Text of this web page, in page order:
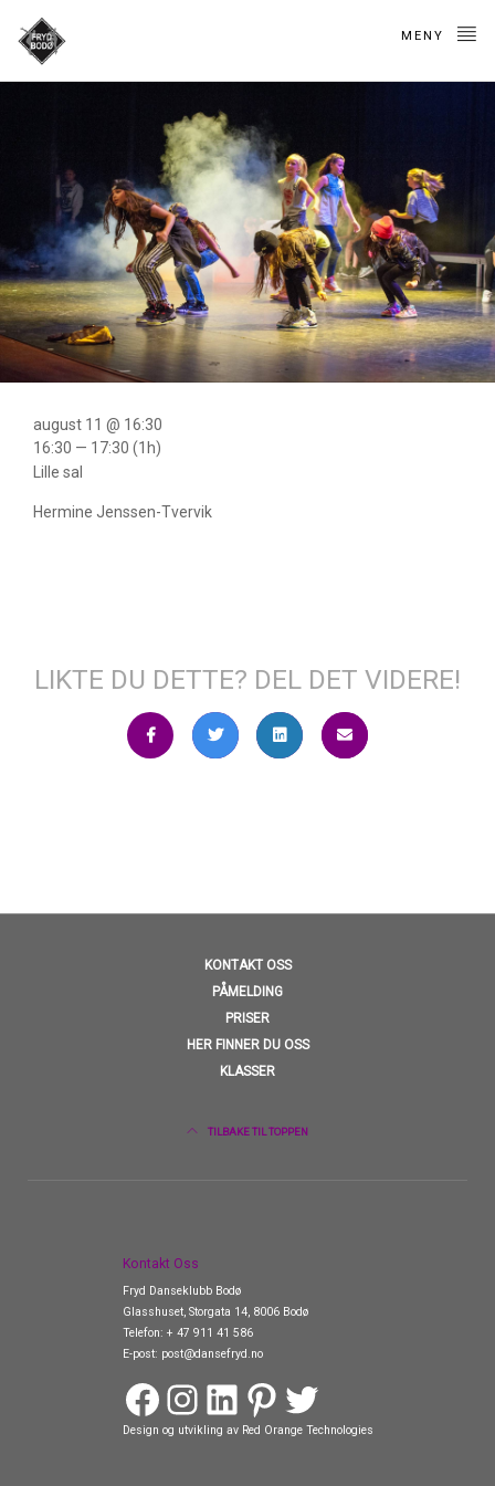
MENY
Rookie crew (6. – 8.
klasse)
august 11 @ 16:30
16:30 — 17:30 (1h)
Lille sal
Hermine Jenssen-Tvervik
LIKTE DU DETTE? DEL DET VIDERE!
KONTAKT OSS
PÅMELDING
PRISER
HER FINNER DU OSS
KLASSER
TILBAKE TIL TOPPEN
Kontakt Oss
Fryd Danseklubb Bodø
Glasshuset, Storgata 14, 8006 Bodø
Telefon: + 47 911 41 586
E-post: post@dansefryd.no
Facebook
Instagram
LinkedIn
Pinterest
Twitter
Design og utvikling avRed Orange Technologies